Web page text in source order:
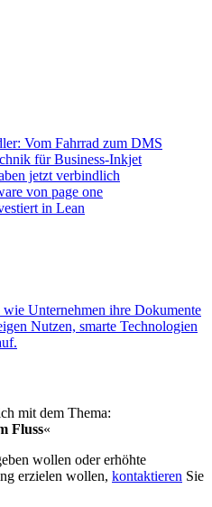
Vom Fahrrad zum DMS
für Business-Inkjet
jetzt verbindlich
von page one
in Lean
Unternehmen ihre Dokumente
Nutzen, smarte Technologien
mit dem Thema:
Fluss«
wollen oder erhöhte
erzielen wollen, kontaktieren Sie